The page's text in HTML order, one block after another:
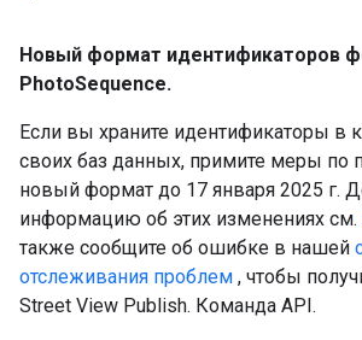
Новый формат идентификаторов
PhotoSequence.
Если вы храните идентификаторы в
своих баз данных, примите меры по
новый формат до 17 января 2025 г.
информацию об этих изменениях см.
также сообщите об ошибке в нашей
отслеживания проблем , чтобы
Street View Publish. Команда API.